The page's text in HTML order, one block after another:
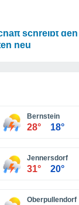
schreibt den
neu
Bernstein
28° 18°
Jennersdorf
31° 20°
Oberpullendorf